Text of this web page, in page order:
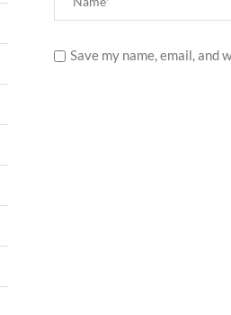
Save my name, email,